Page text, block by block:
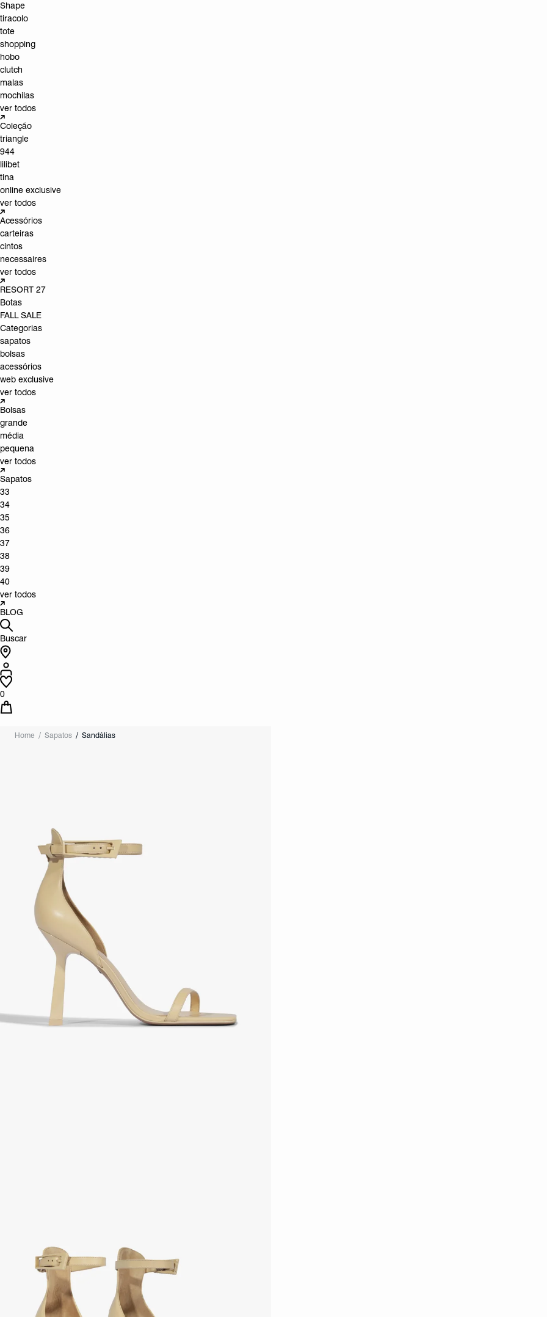
Shape
tiracolo
tote
shopping
hobo
clutch
malas
mochilas
ver todos
Coleção
triangle
944
lilibet
tina
online exclusive
ver todos
Acessórios
carteiras
cintos
necessaires
ver todos
RESORT 27
Botas
FALL SALE
Categorias
sapatos
bolsas
acessórios
web exclusive
ver todos
Bolsas
grande
média
pequena
ver todos
Sapatos
33
34
35
36
37
38
39
40
ver todos
BLOG
Buscar
0
Home Sapatos Sandálias